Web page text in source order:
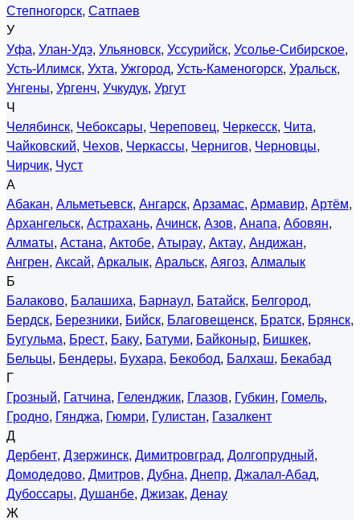
Степногорск, Сатпаев
У
Уфа, Улан-Удэ, Ульяновск, Уссурийск, Усолье-Сибирское,
Усть-Илимск, Ухта, Ужгород, Усть-Каменогорск, Уральск,
Унгены, Ургенч, Учкудук, Ургут
Ч
Челябинск, Чебоксары, Череповец, Черкесск, Чита,
Чайковский, Чехов, Черкассы, Чернигов, Черновцы,
Чирчик, Чуст
А
Абакан, Альметьевск, Ангарск, Арзамас, Армавир, Артём,
Архангельск, Астрахань, Ачинск, Азов, Анапа, Абовян,
Алматы, Астана, Актобе, Атырау, Актау, Андижан,
Ангрен, Аксай, Аркалык, Аральск, Аягоз, Алмалык
Б
Балаково, Балашиха, Барнаул, Батайск, Белгород,
Бердск, Березники, Бийск, Благовещенск, Братск, Брянск,
Бугульма, Брест, Баку, Батуми, Байконыр, Бишкек,
Бельцы, Бендеры, Бухара, Бекобод, Балхаш, Бекабад
Г
Грозный, Гатчина, Геленджик, Глазов, Губкин, Гомель,
Гродно, Гянджа, Гюмри, Гулистан, Газалкент
Д
Дербент, Дзержинск, Димитровград, Долгопрудный,
Домодедово, Дмитров, Дубна, Днепр, Джалал-Абад,
Дубоссары, Душанбе, Джизак, Денау
Ж